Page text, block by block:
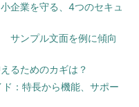
企業を守る、4つのセキュ
サンプル文面を例に傾向
るためのカギは？
ド：特長から機能、サポー